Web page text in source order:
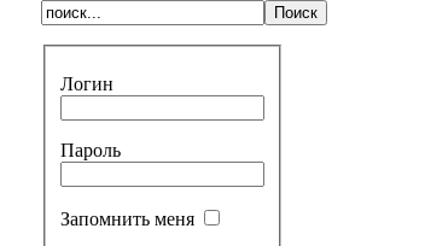
Логин
Пароль
Запомнить меня